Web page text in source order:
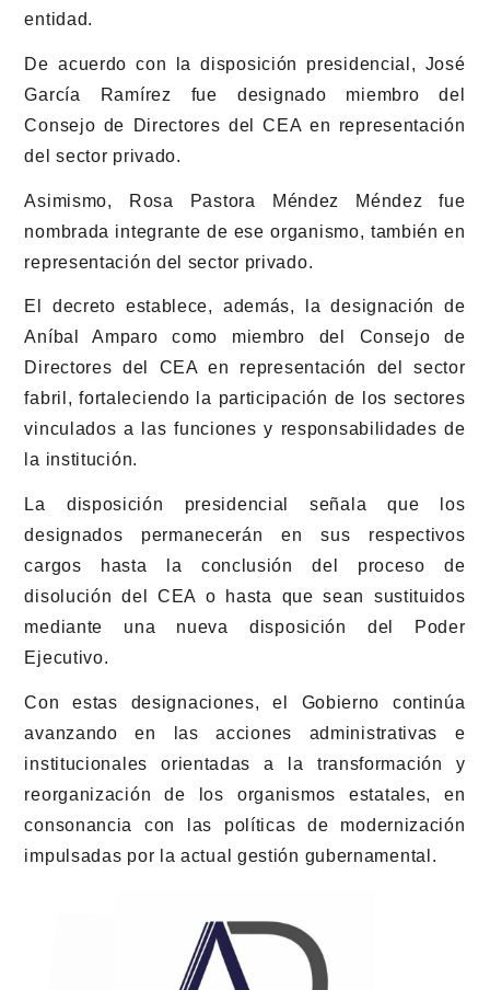
entidad.
De acuerdo con la disposición presidencial, José
García Ramírez fue designado miembro del
Consejo de Directores del CEA en representación
del sector privado.
Asimismo, Rosa Pastora Méndez Méndez fue
nombrada integrante de ese organismo, también en
representación del sector privado.
El decreto establece, además, la designación de
Aníbal Amparo como miembro del Consejo de
Directores del CEA en representación del sector
fabril, fortaleciendo la participación de los sectores
vinculados a las funciones y responsabilidades de
la institución.
La disposición presidencial señala que los
designados permanecerán en sus respectivos
cargos hasta la conclusión del proceso de
disolución del CEA o hasta que sean sustituidos
mediante una nueva disposición del Poder
Ejecutivo.
Con estas designaciones, el Gobierno continúa
avanzando en las acciones administrativas e
institucionales orientadas a la transformación y
reorganización de los organismos estatales, en
consonancia con las políticas de modernización
impulsadas por la actual gestión gubernamental.